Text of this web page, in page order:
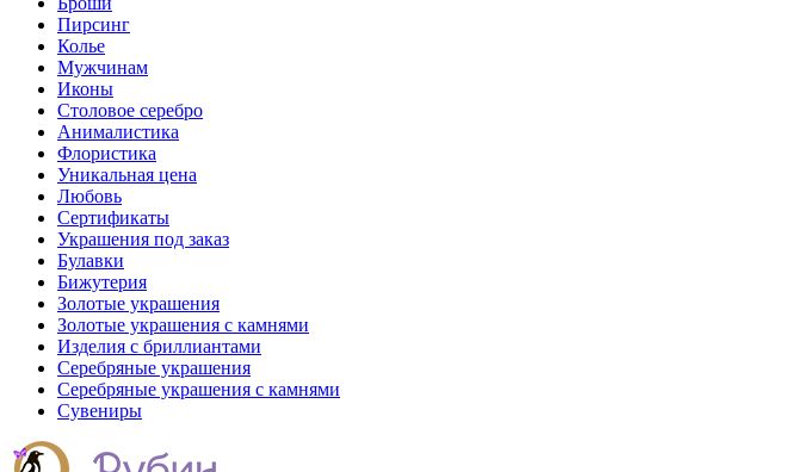
Пирсинг
Колье
Мужчинам
Иконы
Столовое серебро
Анималистика
Флористика
Уникальная цена
Любовь
Сертификаты
Украшения под заказ
Булавки
Бижутерия
Золотые украшения
Золотые украшения с камнями
Изделия с бриллиантами
Серебряные украшения
Серебряные украшения с камнями
Сувениры